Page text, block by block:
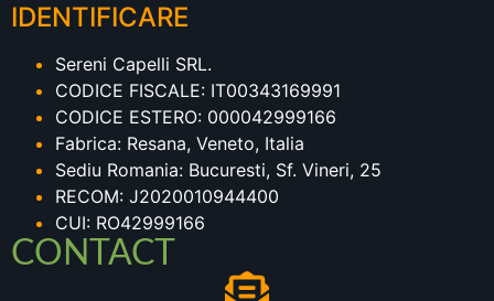
IDENTIFICARE
Sereni Capelli SRL.
CODICE FISCALE: IT00343169991
CODICE ESTERO: 000042999166
Fabrica: Resana, Veneto, Italia
Sediu Romania: Bucuresti, Sf. Vineri, 25
RECOM: J2020010944400
CUI: RO42999166
CONTACT